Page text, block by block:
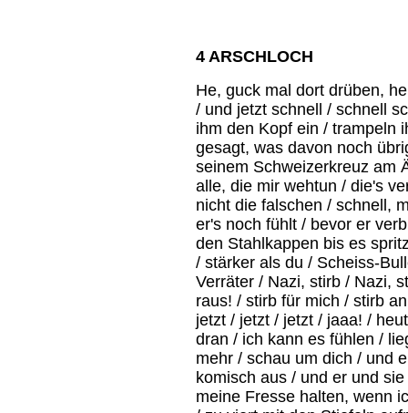
4 ARSCHLOCH
He, guck mal dort drüben,
/ und jetzt schnell / schnell
ihm den Kopf ein / trampeln
gesagt, was davon noch
seinem Schweizerkreuz am
alle, die mir wehtun / die's
nicht die falschen / schnell,
er's noch fühlt / bevor er
den Stahlkappen bis es
/ stärker als du / Scheiss-
Verräter / Nazi, stirb / Nazi,
raus! / stirb für mich / stirb
jetzt / jetzt / jetzt / jaaa! /
dran / ich kann es fühlen /
mehr / schau um dich / und
komisch aus / und er und
meine Fresse halten, wenn